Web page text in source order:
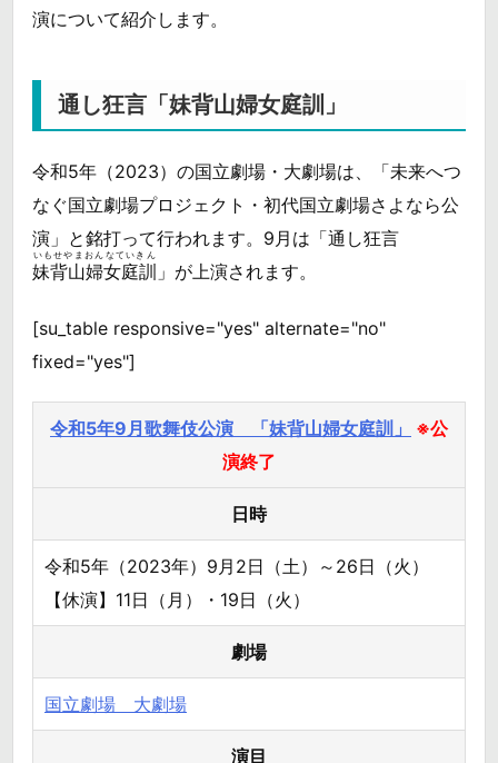
演について紹介します。
通し狂言「妹背山婦女庭訓」
令和5年（2023）の国立劇場・大劇場は、「未来へつ
なぐ国立劇場プロジェクト・初代国立劇場さよなら公
演」と銘打って行われます。9月は「通し狂言
妹背山婦女庭訓
いもせやまおんなていきん
」が上演されます。
[su_table responsive="yes" alternate="no"
fixed="yes"]
令和5年9月歌舞伎公演 「妹背山婦女庭訓」
※公
演終了
日時
令和5年（2023年）9月2日（土）～26日（火）
【休演】11日（月）・19日（火）
劇場
国立劇場 大劇場
演目